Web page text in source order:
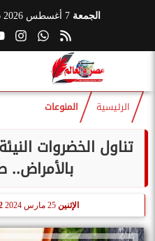
الجمعة 7 أغسطس 2026
الرئيسية المنوعات
تناول الخضروات
الإثنين